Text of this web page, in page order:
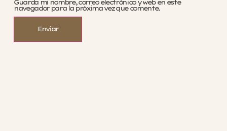
Guarda mi nombre, correo electrónico y web en este
navegador para la próxima vez que comente.